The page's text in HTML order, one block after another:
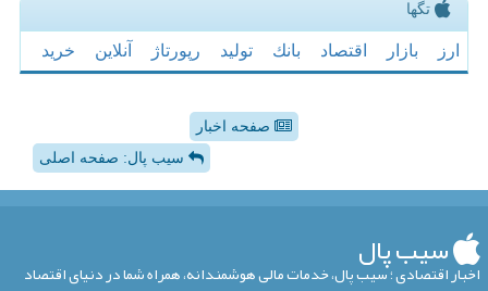
تگها
ارز بازار اقتصاد بانك تولید رپورتاژ آنلاین خرید
صفحه اخبار
سیب پال: صفحه اصلی
سیب پال
اخبار اقتصادی ؛ سیب پال، خدمات مالی هوشمندانه، همراه شما در دنیای اقتصاد